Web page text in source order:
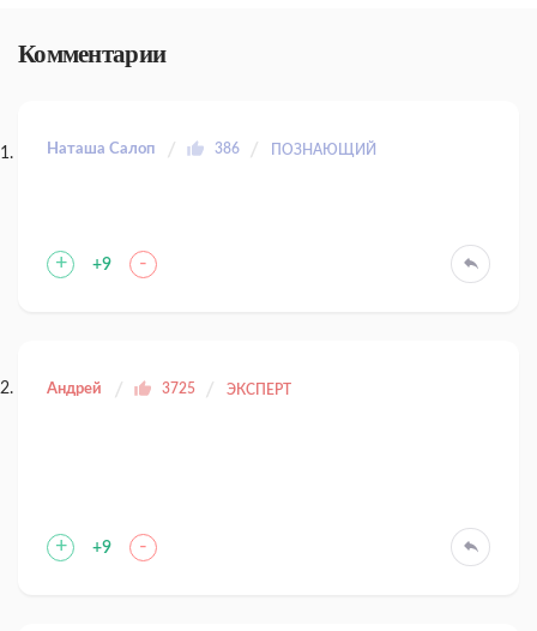
Комментарии
Наташа Салоп 386 ПОЗНАЮЩИЙ
+ +9 -
Андрей 3725 ЭКСПЕРТ
+ +9 -